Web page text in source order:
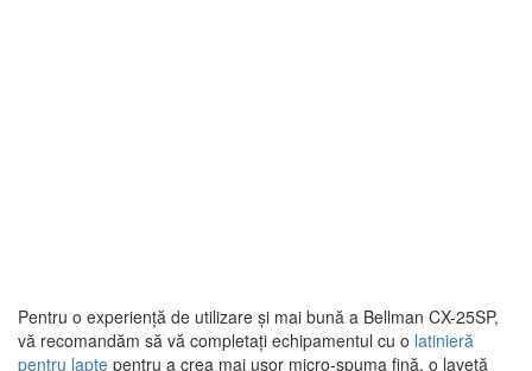
Pentru o experiență de utilizare și mai bună a Bellman CX-25SP,
vă recomandăm să vă completați echipamentul cu o latinieră
pentru lapte pentru a crea mai ușor micro-spuma fină, o lavetă